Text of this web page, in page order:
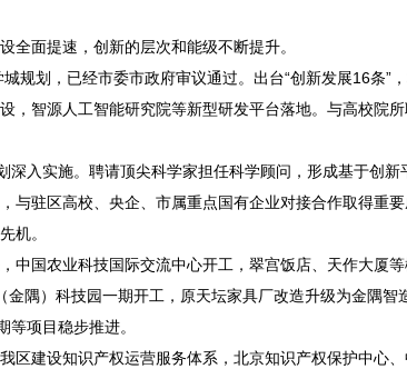
面提速，创新的层次和能级不断提升。
划，已经市委市政府审议通过。出台“创新发展16条”
，智源人工智能研究院等新型研发平台落地。与高校院
入实施。聘请顶尖科学家担任科学顾问，形成基于创新
驻区高校、央企、市属重点国有企业对接合作取得重要
机。
国农业科技国际交流中心开工，翠宫饭店、天作大厦
隅）科技园一期开工，原天坛家具厂改造升级为金隅智
项目稳步推进。
建设知识产权运营服务体系，北京知识产权保护中心、